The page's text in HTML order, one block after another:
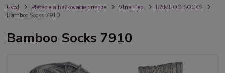
Úvod Pletacie a háčkovacie priadze Vlna Hep
BAMBOO SOCKS
Bamboo Socks 7910
Bamboo Socks 7910